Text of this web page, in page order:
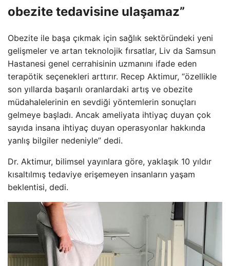
obezite tedavisine ulaşamaz”
Obezite ile başa çıkmak için sağlık sektöründeki yeni
gelişmeler ve artan teknolojik fırsatlar, Liv da Samsun
Hastanesi genel cerrahisinin uzmanını ifade eden
terapötik seçenekleri arttırır. Recep Aktimur, “özellikle
son yıllarda başarılı oranlardaki artış ve obezite
müdahalelerinin en sevdiği yöntemlerin sonuçları
gelmeye başladı. Ancak ameliyata ihtiyaç duyan çok
sayıda insana ihtiyaç duyan operasyonlar hakkında
yanlış bilgiler nedeniyle” dedi.
Dr. Aktimur, bilimsel yayınlara göre, yaklaşık 10 yıldır
kısaltılmış tedaviye erişemeyen insanların yaşam
beklentisi, dedi.